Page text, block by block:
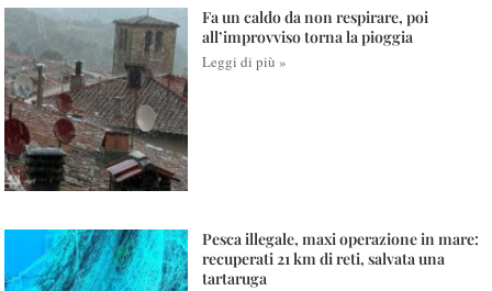
Fa un caldo da non respirare, poi
all’improvviso torna la pioggia
Leggi di più »
Pesca illegale, maxi operazione in mare:
recuperati 21 km di reti, salvata una
tartaruga